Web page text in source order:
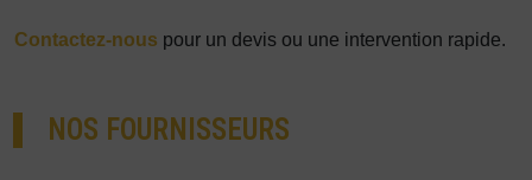
Contactez-nous pour un devis ou une intervention rapide.
NOS FOURNISSEURS